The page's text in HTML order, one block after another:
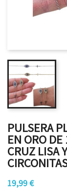
PULSERA
EN ORO
CRUZ LISA
19,99 €